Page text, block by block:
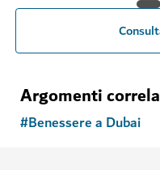
Argomenti
#Benessere a Dubai